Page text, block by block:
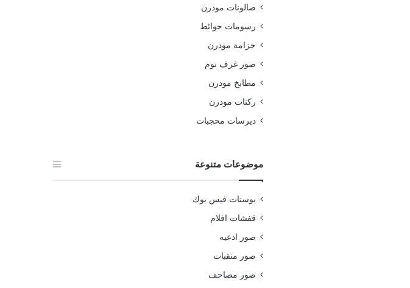
صالونات مودرن
رسومات حوائط
جزامة مودرن
صور غرف نوم
مطابخ مودرن
ركنات مودرن
ديرسات محجبات
موضوعات متنوعة
بوستات فيس بوك
قفشات افلام
صور ادعيه
صور منقبات
صور مصاحف